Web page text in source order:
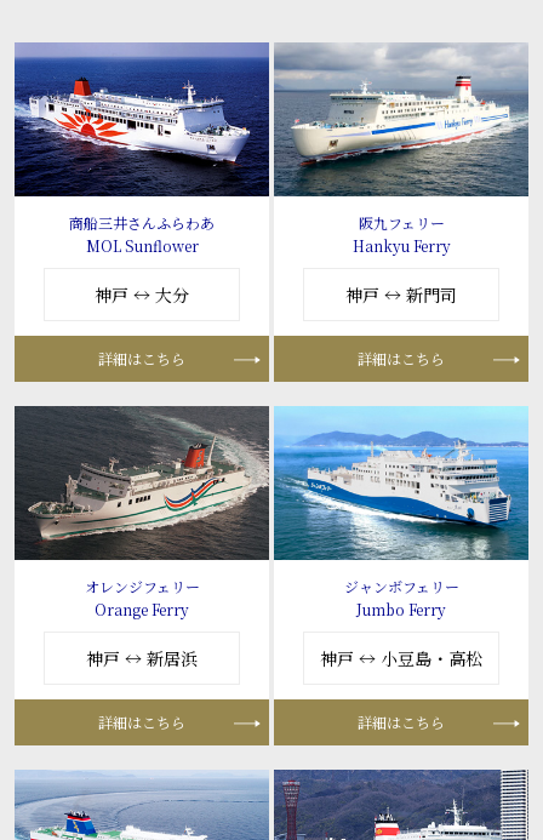
商船三井さんふらわあ
MOL Sunflower
神戸 ↔ 大分
詳細はこちら
阪九フェリー
Hankyu Ferry
神戸 ↔ 新門司
詳細はこちら
オレンジフェリー
Orange Ferry
神戸 ↔ 新居浜
詳細はこちら
ジャンボフェリー
Jumbo Ferry
神戸 ↔ 小豆島・高松
詳細はこちら